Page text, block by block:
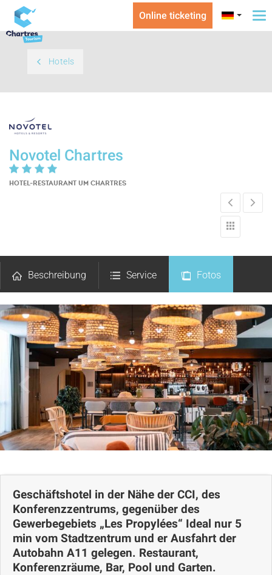
Online ticketing
Hotels
Novotel Chartres
HOTEL-RESTAURANT UM CHARTRES
Beschreibung Service Fotos
Kommentare
Lageplan
Geschäftshotel in der Nähe der CCI, des
Konferenzzentrums, gegenüber des
Gewerbegebiets „Les Propylées“ Ideal nur 5
min vom Stadtzentrum und er Ausfahrt der
Autobahn A11 gelegen. Restaurant,
Konferenzräume, Bar, Pool und Garten.